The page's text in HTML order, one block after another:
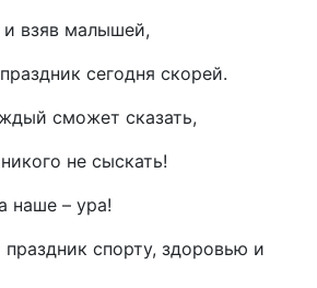
и взяв малышей,
сегодня скорей.
сможет сказать,
не сыскать!
наше – ура!
праздник спорту, здоровью и